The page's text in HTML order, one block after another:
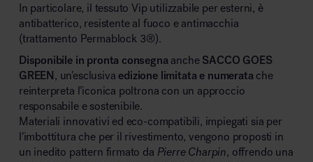
In particolare, il tessuto Vip utilizzabile per esterni, è
antibatterico, resistente al fuoco e antimacchia
(trattamento Permablock 3®).
Disponibile in pronta consegna anche SACCO GOES
GREEN , un’esclusiva edizione limitata e numerata che
reinterpreta l’iconica poltrona con un approccio
responsabile e sostenibile.
Materiali innovativi ed eco-compatibili, impiegati sia per
l’imbottitura che per il rivestimento, vengono proposti in
un inedito pattern firmato da Pierre Charpin, offrendo una